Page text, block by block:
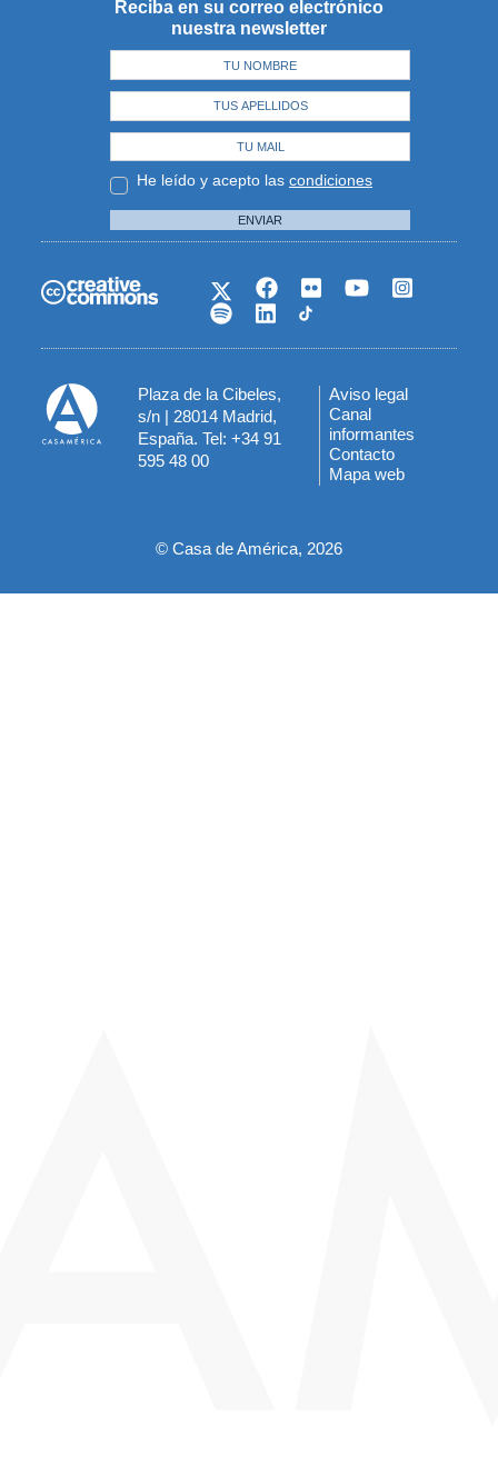
Reciba en su correo electrónico
nuestra newsletter
He leído y acepto las condiciones
ENVIAR
Plaza de la Cibeles,
s/n | 28014 Madrid,
España. Tel: +34 91
595 48 00
Menú
del
pie
Aviso legal
Canal
informantes
Contacto
Mapa web
© Casa de América, 2026